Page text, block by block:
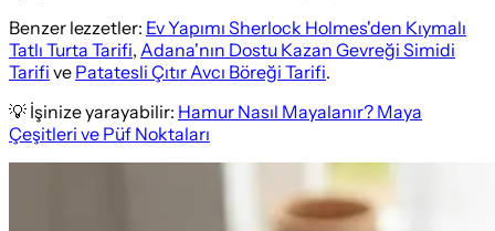
Benzer lezzetler: Ev Yapımı Sherlock Holmes'den Kıymalı
Tatlı Turta Tarifi, Adana'nın Dostu Kazan Gevreği Simidi
Tarifi ve Patatesli Çıtır Avcı Böreği Tarifi.
💡 İşinize yarayabilir: Hamur Nasıl Mayalanır? Maya
Çeşitleri ve Püf Noktaları